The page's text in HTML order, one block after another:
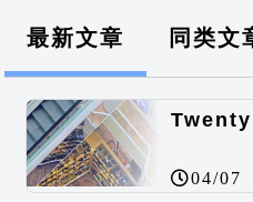
最新文章 同类文
04/07